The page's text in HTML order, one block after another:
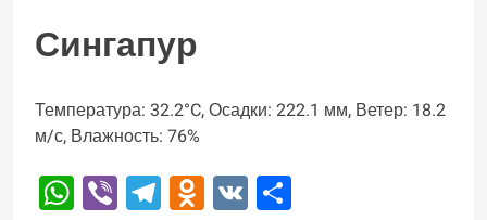
Сингапур
Температура: 32.2°C, Осадки: 222.1 мм, Ветер: 18.2
м/с, Влажность: 76%
WhatsApp
ViberTelegram
Odnoklassniki
VK